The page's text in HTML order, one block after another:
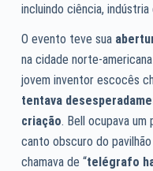
incluindo ciência,
O evento teve sua
na cidade norte-
jovem inventor escocês
tentava
criação. Bell ocupava um
canto obscuro do
chamava de “telégrafo